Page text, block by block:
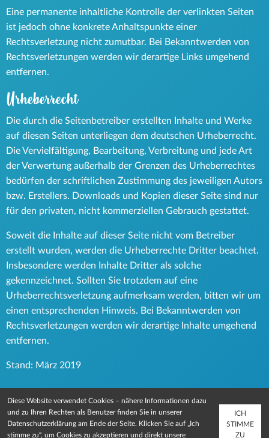
Eine permanente inhaltliche Kontrolle der verlinkten Seiten
ist jedoch ohne konkrete Anhaltspunkte einer
Rechtsverletzung nicht zumutbar. Bei Bekanntwerden von
Rechtsverletzungen werden wir derartige Links umgehend
entfernen.
Urheberrecht
Die durch die Seitenbetreiber erstellten Inhalte und Werke
auf diesen Seiten unterliegen dem deutschen Urheberrecht.
Die Vervielfältigung, Bearbeitung, Verbreitung und jede Art
der Verwertung außerhalb der Grenzen des Urheberrechtes
bedürfen der schriftlichen Zustimmung des jeweiligen Autors
bzw. Erstellers. Downloads und Kopien dieser Seite sind nur
für den privaten, nicht kommerziellen Gebrauch gestattet.
Soweit die Inhalte auf dieser Seite nicht vom Betreiber
erstellt wurden, werden die Urheberrechte Dritter beachtet.
Insbesondere werden Inhalte Dritter als solche
gekennzeichnet. Sollten Sie trotzdem auf eine
Urheberrechtsverletzung aufmerksam werden, bitten wir um
einen entsprechenden Hinweis. Bei Bekanntwerden von
Rechtsverletzungen werden wir derartige Inhalte umgehend
entfernen.
Stand: März 2019
IMPRESSUM
DATENSCHUTZ
ICH
STIMME
ZU
Diese Website verwendet Cookies – nähere Informationen dazu
und zu Ihren Rechten als Benutzer finden Sie in unserer
Datenschutzerklärung am Ende der Seite. Klicken Sie auf „Ich
stimme zu“, um Cookies zu akzeptieren und direkt unsere